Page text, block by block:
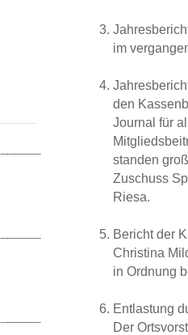
im
den
Journal für
standen
Zuschuss
Riesa.
Bericht der
Christina
in Ordnung
Entlastung
Der